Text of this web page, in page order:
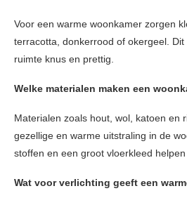
Voor een warme woonkamer zorgen
terracotta, donkerrood of okergeel.
ruimte knus en prettig.
Welke materialen maken een
Materialen zoals hout, wol, katoen en
gezellige en warme uitstraling in de
stoffen en een groot vloerkleed helpen
Wat voor verlichting geeft een